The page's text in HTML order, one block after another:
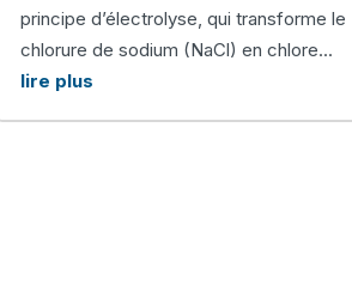
principe d’électrolyse, qui transforme le
chlorure de sodium (NaCl) en chlore...
lire plus